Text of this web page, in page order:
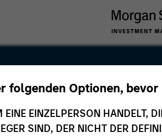
folgenden Optionen, bevor
EINZELPERSON HANDELT,
SIND, DER NICHT DER